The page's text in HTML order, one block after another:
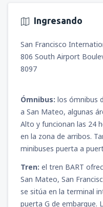
Ingresando
San Francisco
806 South Airport
8097
Ómnibus: los ómnibus
a San Mateo, algunas
Alto y funcionan las 24
en la zona de arribos.
minibuses puerta a
Tren: el tren BART
San Mateo, San
se sitúa en la terminal
puerta G de embarque.